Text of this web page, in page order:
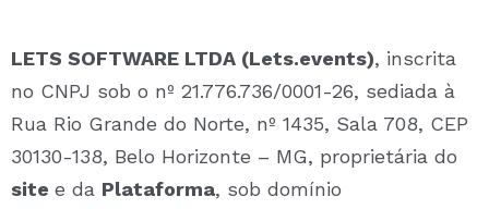
LETS SOFTWARE LTDA (Lets.events), inscrita
no CNPJ sob o nº 21.776.736/0001-26, sediada à
Rua Rio Grande do Norte, nº 1435, Sala 708, CEP
30130-138, Belo Horizonte – MG, proprietária do
site e da Plataforma, sob domínio